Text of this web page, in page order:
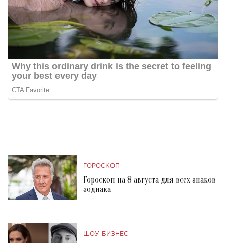
ГОРОСКОП
Гороскоп на 8 августа для всех знаков
зодиака
ШОУ-БИЗНЕС